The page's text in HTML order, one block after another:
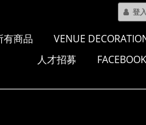
登
有商品 VENUE
人才招募
FACEBOOK